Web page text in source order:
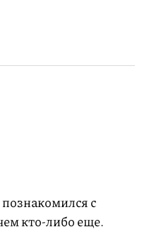
с
кто-либо еще.